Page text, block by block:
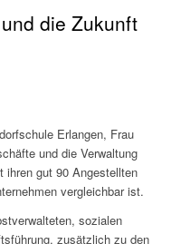
die Zukunft
Erlangen, Frau
und die Verwaltung
ihren gut 90 Angestellten
vergleichbar ist.
sozialen
zusätzlich zu den